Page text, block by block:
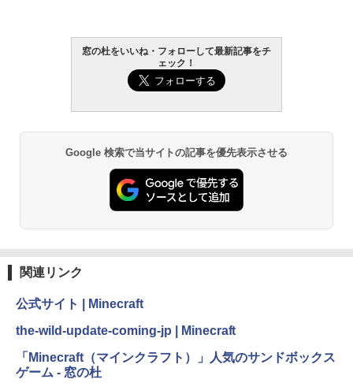
Robloxギフトカード - 1000 Robux 【限
定バーチャルアイテムを含む】 【オンラ
インゲームコード】 ロブロックス |オン
￥1,600
Robloxギフトカード - 2,000 Robux 【限
定バーチャルアイテムを含む】 【オンラ
インゲームコード】 ロブロックス | オン
4(最新 永続版)|オンラインコード版|Wind
￥39,582
1冊ですべて身につくHTML & CSSとWe
bデザイン入門講座［第2版］
￥1,292
ClaudeCode いちばんやさしい 教科書:
方 マニュアル AI副業にもコンテンツ作成
にもKindle出版にも！ 非エンジニアのた
めのAIコーディング入門シリーズ
￥99
ズ (はぴーイラストLabo)
￥480
￥16,980
Kindle Paperwhite シグニチャーエディ
ション (32GB) 7インチディスプレイ、明
ブラック
Amazon Kindle Paperwhite (16GB) 7イ
ージ、防水、7インチカラーディスプレ
イ、色調調節ライト、最大8週間持続バッ
テリー、広告無し、ブラック (2025年発
窓の杜をいいね・フォローして最新記事をチ
ェック！
Google 検索で当サイトの記事を優先表示させる
関連リンク
公式サイト | Minecraft
the-wild-update-coming-jp | Minecraft
「Minecraft（マインクラフト）」人気のサンドボックス
ゲーム - 窓の杜